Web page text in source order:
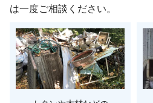
は一度ご相談ください。